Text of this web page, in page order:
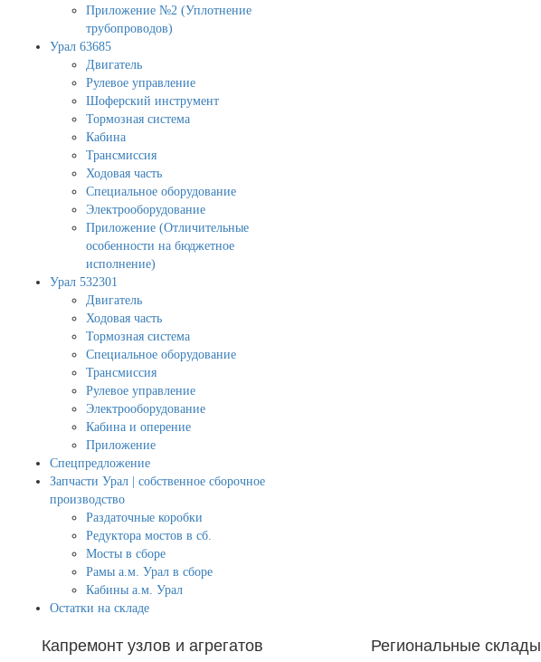
Приложение №2 (Уплотнение
трубопроводов)
Урал 63685
Двигатель
Рулевое управление
Шоферский инструмент
Тормозная система
Кабина
Трансмиссия
Ходовая часть
Специальное оборудование
Электрооборудование
Приложение (Отличительные
особенности на бюджетное
исполнение)
Урал 532301
Двигатель
Ходовая часть
Тормозная система
Специальное оборудование
Трансмиссия
Рулевое управление
Электрооборудование
Кабина и оперение
Приложение
Спецпредложение
Запчасти Урал | собственное сборочное
производство
Раздаточные коробки
Редуктора мостов в сб.
Мосты в сборе
Рамы а.м. Урал в сборе
Кабины а.м. Урал
Остатки на складе
Капремонт узлов и агрегатов Региональные склады